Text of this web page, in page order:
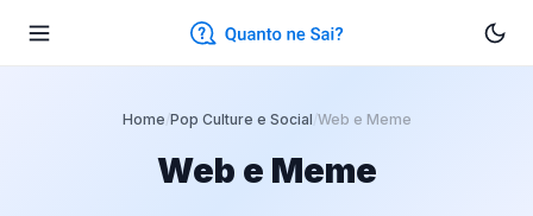
Home /Pop Culture e Social /Web e Meme
Web e Meme